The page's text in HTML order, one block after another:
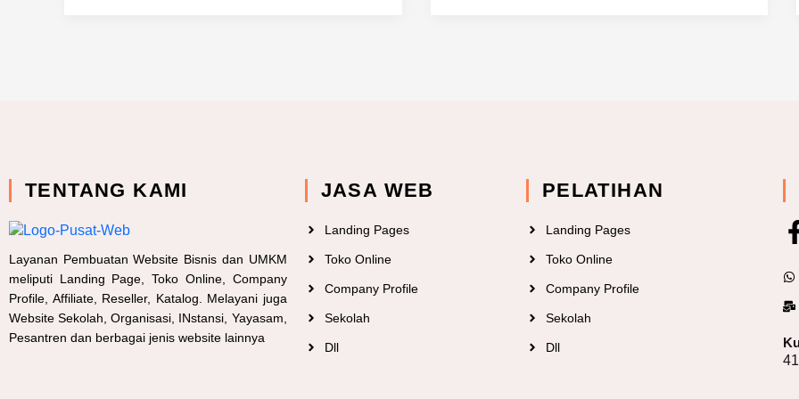
TENTANG KAMI
Layanan Pembuatan Website Bisnis dan UMKM
meliputi Landing Page, Toko Online, Company
Profile, Affiliate, Reseller, Katalog. Melayani juga
Website Sekolah, Organisasi, INstansi, Yayasam,
Pesantren dan berbagai jenis website lainnya
JASA WEB
Landing Pages
Toko Online
Company Profile
Sekolah
Dll
PELATIHAN
Landing Pages
Toko Online
Company Profile
Sekolah
Dll